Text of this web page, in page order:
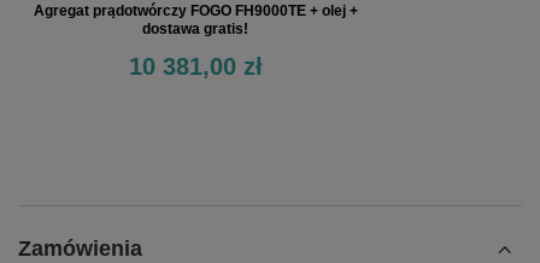
Agregat prądotwórczy FOGO FH9000TE + olej +
dostawa gratis!
10 381,00 zł
Zamówienia